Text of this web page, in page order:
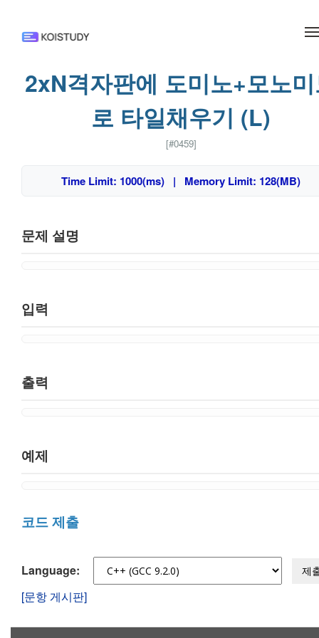
2xN격자판에 도미노+모노
로 타일채우기 (L)
[#0459]
Time Limit: 1000(ms) | Memory Limit: 128(MB)
문제 설명
입력
출력
예제
코드 제출
Language: 제
[문항 게시판]